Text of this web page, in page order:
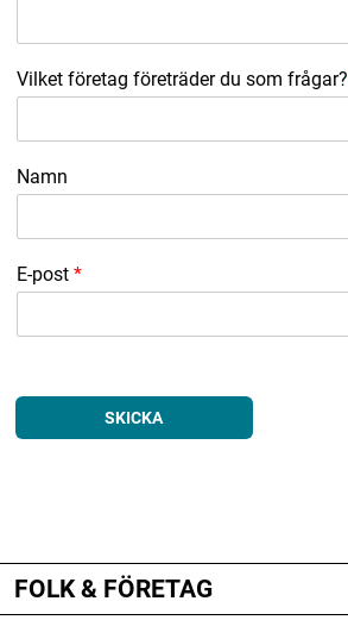
Vilket företag företräder du som frågar?
Namn
E-post *
SKICKA
FOLK & FÖRETAG